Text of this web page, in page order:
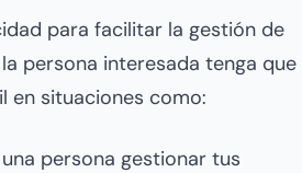
para facilitar la gestión de
persona interesada tenga que
en situaciones como:
persona gestionar tus